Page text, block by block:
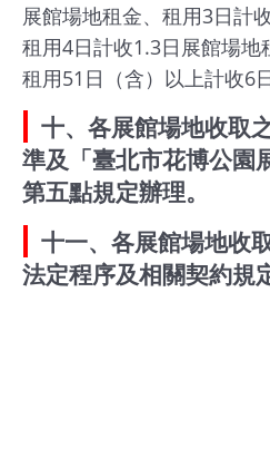
展館場地租金、租用3日計
租用4日計收1.3日展館場地
租用51日（含）以上計收6
十、各展館場地收取
準及「臺北市花博公園
第五點規定辦理。
十一、各展館場地收
法定程序及相關契約規